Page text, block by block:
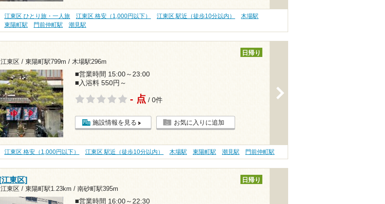
江東区 ひとり旅・一人旅 江東区 格安（1,000円以下） 江東区 駅近（徒歩10分以内）
木場駅
東陽町駅
門前仲町駅 潮見駅
東区 / 東陽町駅799m / 木場駅296m
日帰り
■営業時間 15:00～23:00
■入浴料 550円～
- 点 / 0件
施設情報を見る お気に入りに追加
江東区 格安（1,000円以下） 江東区 駅近（徒歩10分以内） 木場駅 東陽町駅 潮見駅 門前仲町駅
東区]
東区 / 東陽町駅1.23km / 南砂町駅395m
日帰り
■営業時間 16:00～22:30